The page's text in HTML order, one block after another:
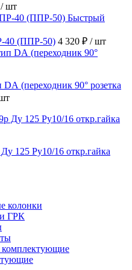
/ шт
Быстрый
40 (ППР-50) 4 320 ₽ / шт
(переходник 90° розетка
125 Ру10/16 откр.гайка
колонки
ГРК
комплектующие